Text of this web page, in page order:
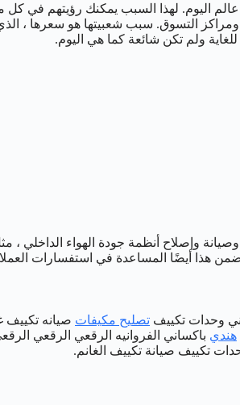
اليوم. لهذا السبب يمكنك رؤيتهم في كل
ومراكز التسوق. سبب شعبيتها هو سعرها ،
ولم تكن شائعة كما هي اليوم.
وصيانة وإصلاح أنظمة جودة الهواء الداخلي
هذا أيضًا المساعدة في استفسارات
وحدات تكييف تصليح مكيفات صيانه
هندي باكساني الفروانيه الرقعي الرقعي
تكييف صيانة تكييف الغانم.